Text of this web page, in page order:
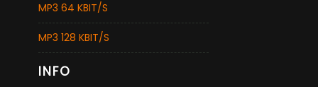
MP3 64 KBIT/S
MP3 128 KBIT/S
INFO